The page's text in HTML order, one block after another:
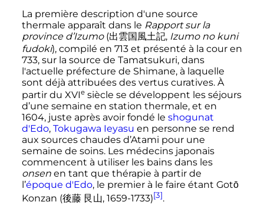
La première description d'une source
thermale apparaît dans le Rapport sur la
province d’Izumo (出雲国風土記, Izumo no kuni
fudoki), compilé en 713 et présenté à la cour en
733, sur la source de Tamatsukuri, dans
l'actuelle préfecture de Shimane, à laquelle
sont déjà attribuées des vertus curatives. À
partir du XVIe siècle se développent les séjours
d’une semaine en station thermale, et en
1604, juste après avoir fondé le shogunat
d'Edo, Tokugawa Ieyasu en personne se rend
aux sources chaudes d’Atami pour une
semaine de soins. Les médecins japonais
commencent à utiliser les bains dans les
onsenen tant que thérapie à partir de
l’époque d'Edo, le premier à le faire étant Gotō
Konzan (後藤 艮山, 1659-1733)[3].